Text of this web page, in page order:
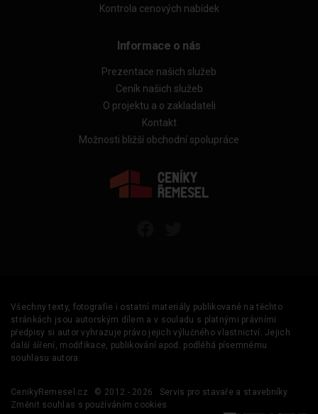
Kontrola cenových nabídek
Informace o nás
Prezentace našich služeb
Ceník našich služeb
O projektu a o zakladateli
Kontakt
Možnosti bližší obchodní spolupráce
Všechny texty, fotografie i ostatní materiály publikované na těchto
stránkách jsou autorským dílem a v souladu s platnými právními
předpisy si autor vyhrazuje právo jejich výlučného vlastnictví. Jejich
další šíření, modifikace, publikování apod. podléhá písemnému
souhlasu autora.
CenikyRemesel.cz © 2012 - 2026
Servis pro stavaře a stavebníky
Změnit souhlas s používáním cookies